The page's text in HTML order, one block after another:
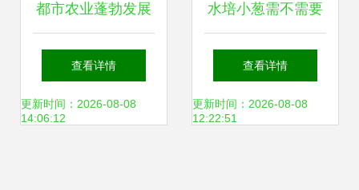
都市农业蓬勃发展
科技“菜园子”添彩
城市生活的绿色经
查看详情
更新时间：2026-08-08
14:06:12
水培小葱需不需要
天天换水？权威种
植技术详解与四季
查看详情
更新时间：2026-08-08
12:22:51